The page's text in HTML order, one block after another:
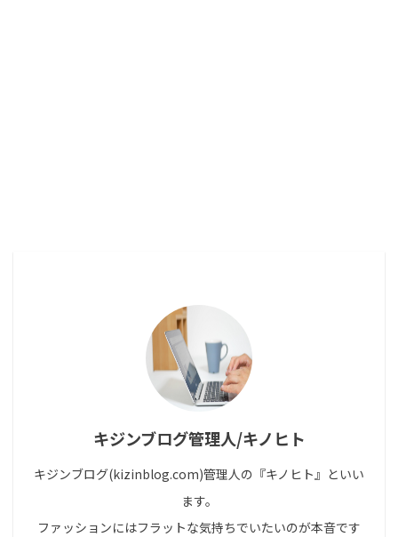
キジンブログ管理人/キノヒト
キジンブログ(kizinblog.com)管理人の『キノヒト』といい
ます。
ファッションにはフラットな気持ちでいたいのが本音です